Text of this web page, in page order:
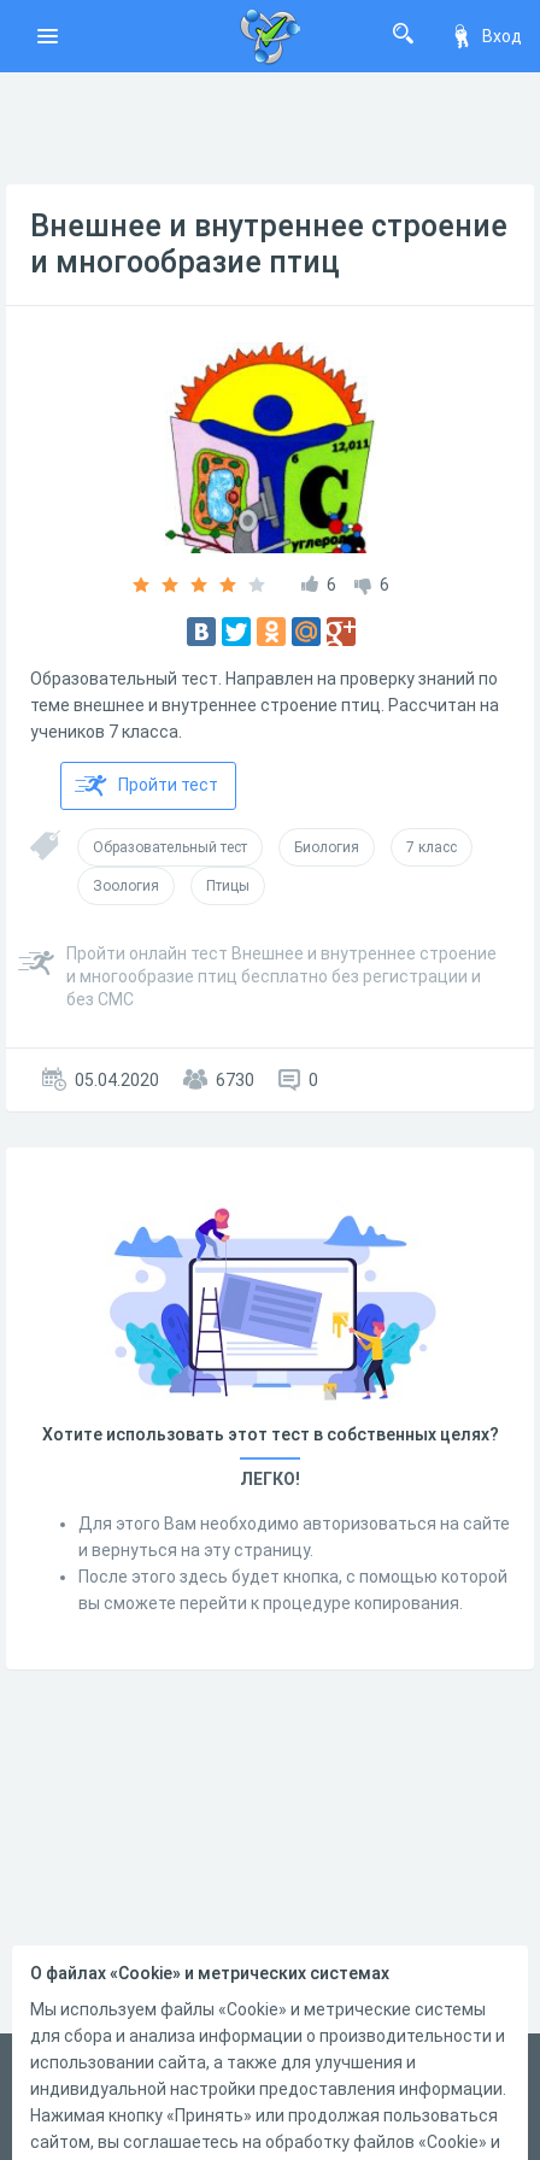
Вход
Внешнее и внутреннее строение
и многообразие птиц
6 6
Образовательный тест. Направлен на проверку знаний по
теме внешнее и внутреннее строение птиц. Рассчитан на
учеников 7 класса.
Пройти тест
Образовательный тест Биология 7 класс
Зоология Птицы
Пройти онлайн тест Внешнее и внутреннее строение
и многообразие птиц бесплатно без регистрации и
без СМС
05.04.2020 6730 0
Хотите использовать этот тест в собственных целях?
ЛЕГКО!
Для этого Вам необходимо авторизоваться на сайте
и вернуться на эту страницу.
После этого здесь будет кнопка, с помощью которой
вы сможете перейти к процедуре копирования.
Русский
Справка
Форма обратной связи
О файлах «Cookie» и метрических системах
Мы используем файлы «Cookie» и метрические системы
для сбора и анализа информации о производительности и
использовании сайта, а также для улучшения и
индивидуальной настройки предоставления информации.
Нажимая кнопку «Принять» или продолжая пользоваться
сайтом, вы соглашаетесь на обработку файлов «Cookie» и